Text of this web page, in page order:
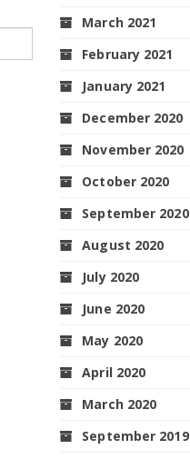
March 2021
February 2021
January 2021
December 2020
November 2020
October 2020
September 2020
August 2020
July 2020
June 2020
May 2020
April 2020
March 2020
September 2019